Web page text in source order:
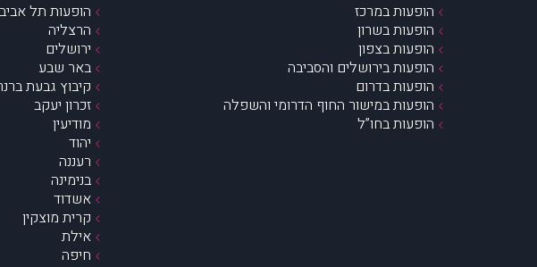
הופעות במרכז
הופעות בשרון
הופעות בצפון
הופעות בירושלים והסביבה
הופעות בדרום
הופעות במישור החוף הדרומי והשפלה
הופעות בחו”ל
הופעות תל
הרצליה
ירושלים
באר שבע
קיבוץ גבעת
זכרון יעקב
מודיעין
יהוד
רעננה
בנימינה
אשדוד
קרית מוצקין
אילת
חיפה